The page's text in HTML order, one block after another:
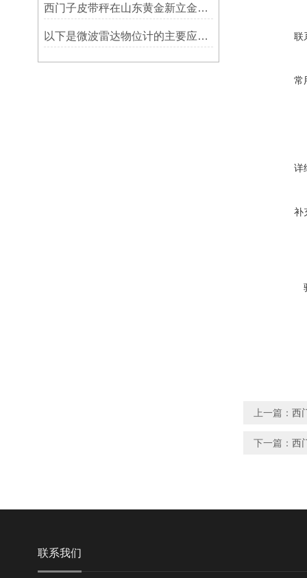
西门子皮带秤在山东黄金新立金矿的成功应用
以下是微波雷达物位计的主要应用领域及具体场景分析 联
常
详
补
上一篇： 西
下一篇： 西
联系我们